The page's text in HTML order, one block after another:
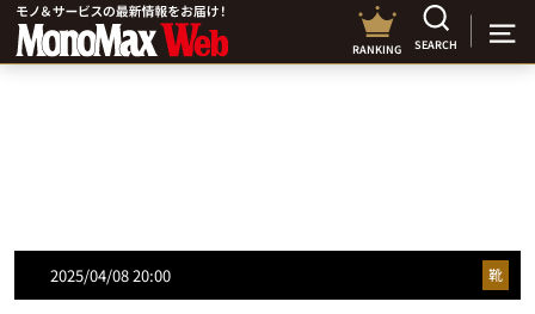
RANKING SEARCH
2025/04/08 20:00 靴